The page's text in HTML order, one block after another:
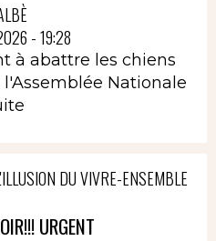
- 19:28
à abattre les chiens
Nationale
DU VIVRE-ENSEMBLE
URGENT